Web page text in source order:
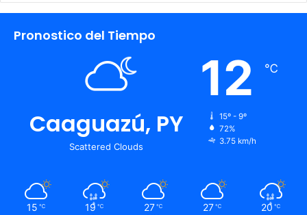
Pronostico del Tiempo
Caaguazú, PY
Scattered Clouds
12 ℃
15º - 9º
72%
3.75 km/h
15 ℃ 19 ℃ 27 ℃ 27 ℃ 20 ℃